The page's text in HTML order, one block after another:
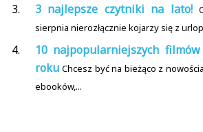
3 najlepsze czytniki na lato!
sierpnia nierozłącznie kojarzy się z
10 najpopularniejszych
roku Chcesz być na bieżąco z
ebooków,...